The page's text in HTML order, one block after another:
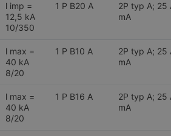
l imp =
12,5 kA
10/350
1 P B20 A
2P typ A; 25
mA
l max =
40 kA
8/20
1 P B10 A
2P typ A; 25
mA
l max =
40 kA
8/20
1 P B16 A
2P typ A; 25
mA